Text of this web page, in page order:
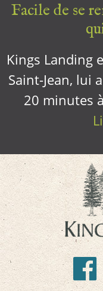
Facile de se
Kings Landing
Saint-Jean, lui
20 minutes